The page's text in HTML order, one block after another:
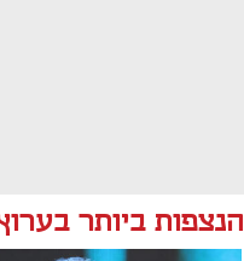
הנצפות ביותר